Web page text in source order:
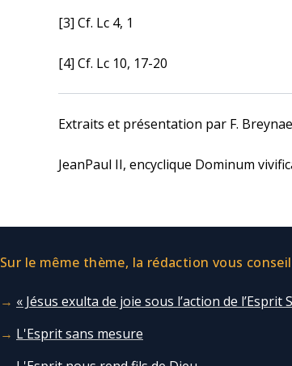
[3] Cf. Lc 4, 1
[4] Cf. Lc 10, 17-20
Extraits et présentation par F.
JeanPaul II, encyclique Dominum
Sur le même thème, la rédaction vous
« Jésus exulta de joie sous l’action de l’Esprit
L'Esprit sans mesure